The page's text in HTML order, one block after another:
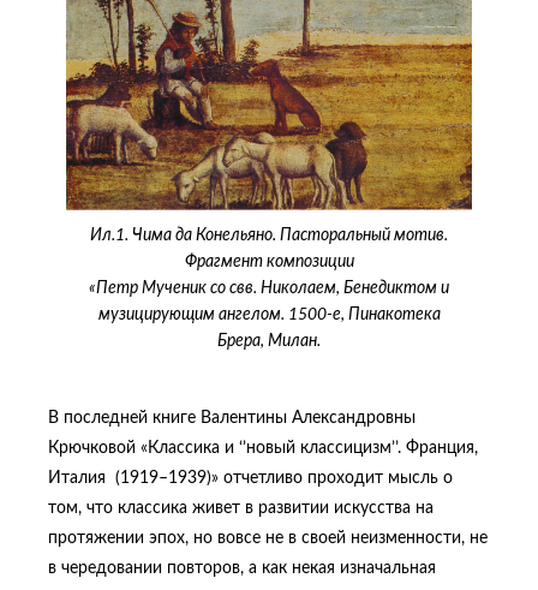
Ил.1. Чима да Конельяно. Пасторальный мотив.
Фрагмент композиции
«Петр Мученик со свв. Николаем, Бенедиктом и
музицирующим ангелом. 1500-е, Пинакотека
Брера, Милан.
В последней книге Валентины Александровны
Крючковой «Классика и ‘’новый классицизм’’. Франция,
Италия (1919–1939)» отчетливо проходит мысль о
том, что классика живет в развитии искусства на
протяжении эпох, но вовсе не в своей неизменности, не
в чередовании повторов, а как некая изначальная